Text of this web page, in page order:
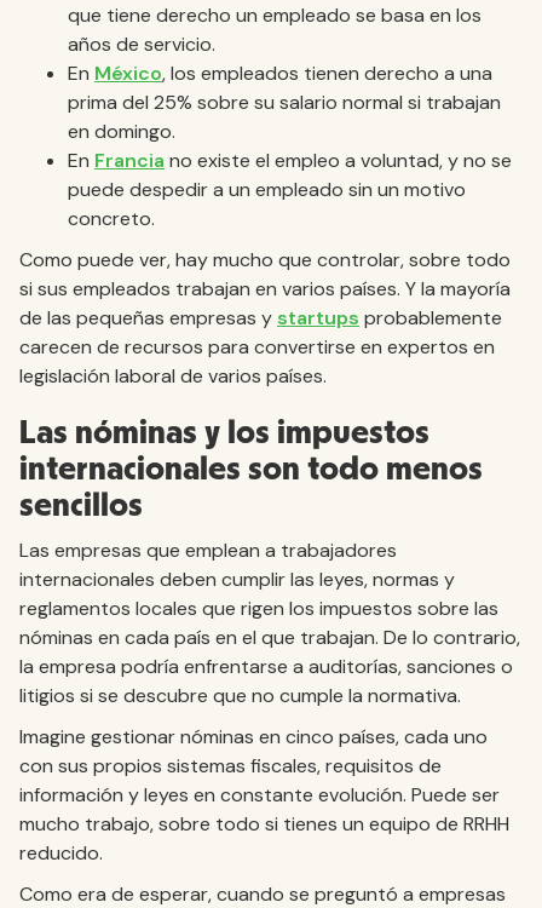
que tiene derecho un empleado se basa en los
años de servicio.
En México, los empleados tienen derecho a una
prima del 25% sobre su salario normal si trabajan
en domingo.
En Francia no existe el empleo a voluntad, y no se
puede despedir a un empleado sin un motivo
concreto.
Como puede ver, hay mucho que controlar, sobre todo
si sus empleados trabajan en varios países. Y la mayoría
de las pequeñas empresas y startups probablemente
carecen de recursos para convertirse en expertos en
legislación laboral de varios países.
Las nóminas y los impuestos
internacionales son todo menos
sencillos
Las empresas que emplean a trabajadores
internacionales deben cumplir las leyes, normas y
reglamentos locales que rigen los impuestos sobre las
nóminas en cada país en el que trabajan. De lo contrario,
la empresa podría enfrentarse a auditorías, sanciones o
litigios si se descubre que no cumple la normativa.
Imagine gestionar nóminas en cinco países, cada uno
con sus propios sistemas fiscales, requisitos de
información y leyes en constante evolución. Puede ser
mucho trabajo, sobre todo si tienes un equipo de RRHH
reducido.
Como era de esperar, cuando se preguntó a empresas